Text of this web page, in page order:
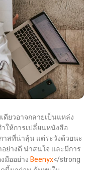
ยวอาจกลายเป็นแหล่ง
ให้การเปลี่ยนหนังสือ
าสที่น่าลุ้น แต่ระวังด้วยนะ
ย่างดี น่าสนใจ และมีการ
มืออย่างBeenyx</strong